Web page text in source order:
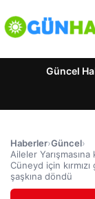
Güncel
Haberler›Güncel›
Aileler
Cüneyd için
şaşkına döndü